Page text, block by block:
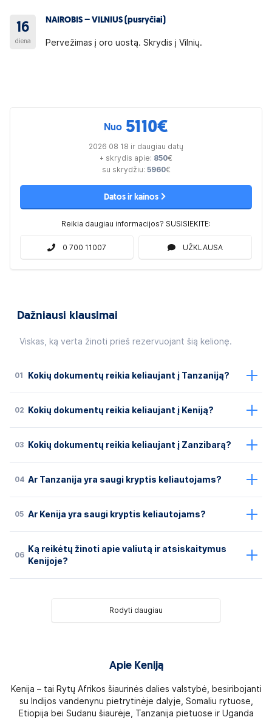
16
diena
NAIROBIS – VILNIUS (pusryčiai)
Pervežimas į oro uostą. Skrydis į Vilnių.
Nuo 5110€
2026 08 18 ir daugiau datų
+ skrydis apie: 850€
su skrydžiu: 5960€
Datos ir kainos
Reikia daugiau informacijos? SUSISIEKITE:
0 700 11007 UŽKLAUSA
Dažniausi klausimai
Viskas, ką verta žinoti prieš rezervuojant šią kelionę.
01 Kokių dokumentų reikia keliaujant į Tanzaniją?
02 Kokių dokumentų reikia keliaujant į Keniją?
03 Kokių dokumentų reikia keliaujant į Zanzibarą?
04 Ar Tanzanija yra saugi kryptis keliautojams?
05 Ar Kenija yra saugi kryptis keliautojams?
06
Ką reikėtų žinoti apie valiutą ir atsiskaitymus
Kenijoje?
Rodyti daugiau
Apie Keniją
Kenija – tai Rytų Afrikos šiaurinės dalies valstybė, besiribojanti
su Indijos vandenynu pietrytinėje dalyje, Somaliu rytuose,
Etiopija bei Sudanu šiaurėje, Tanzanija pietuose ir Uganda